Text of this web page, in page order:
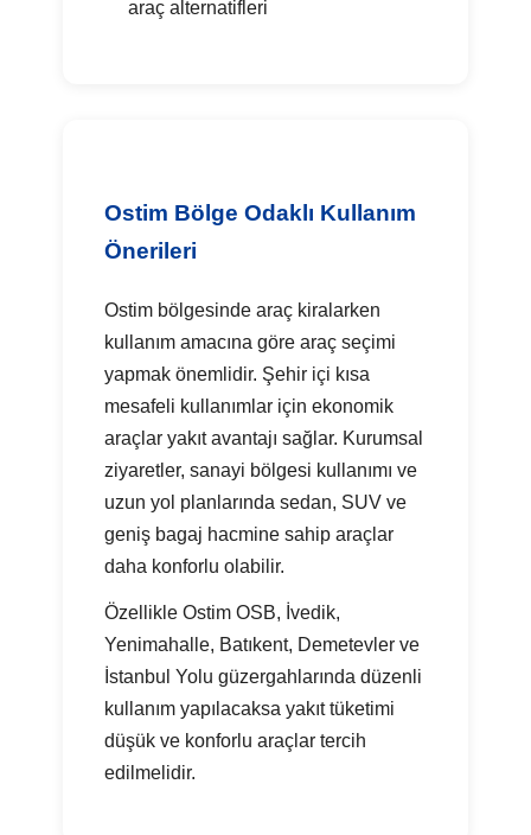
araç alternatifleri
Ostim Bölge Odaklı Kullanım
Önerileri
Ostim bölgesinde araç kiralarken
kullanım amacına göre araç seçimi
yapmak önemlidir. Şehir içi kısa
mesafeli kullanımlar için ekonomik
araçlar yakıt avantajı sağlar. Kurumsal
ziyaretler, sanayi bölgesi kullanımı ve
uzun yol planlarında sedan, SUV ve
geniş bagaj hacmine sahip araçlar
daha konforlu olabilir.
Özellikle Ostim OSB, İvedik,
Yenimahalle, Batıkent, Demetevler ve
İstanbul Yolu güzergahlarında düzenli
kullanım yapılacaksa yakıt tüketimi
düşük ve konforlu araçlar tercih
edilmelidir.